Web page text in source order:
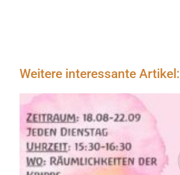
Weitere interessante Artikel: